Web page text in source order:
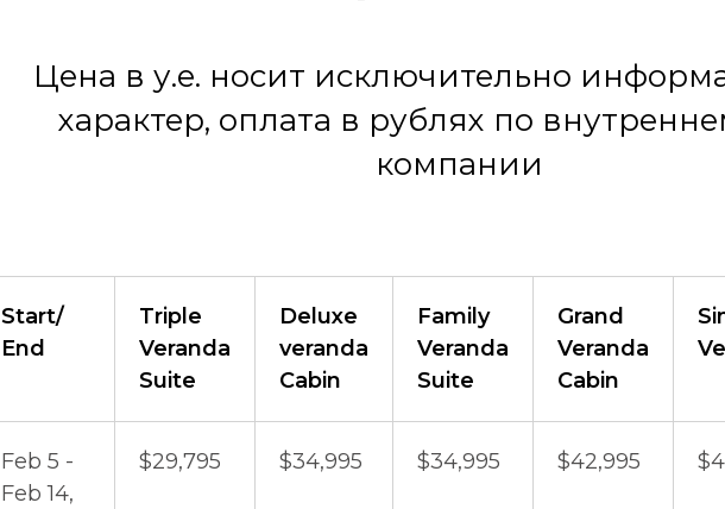
Цена в у.е. носит исключительно
характер, оплата в рублях по
компании
Start/
End
Triple
Veranda
Suite
Deluxe
veranda
Cabin
Family
Veranda
Suite
Grand
Veranda
Cabin
Feb 5 -
Feb 14,
$29,795 $34,995 $34,995 $42,995